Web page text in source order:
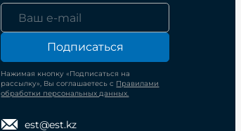
Подписаться
Нажимая кнопку «Подписаться на
рассылку», Вы соглашаетесь с Правилами
обработки персональных данных.
est@est.kz